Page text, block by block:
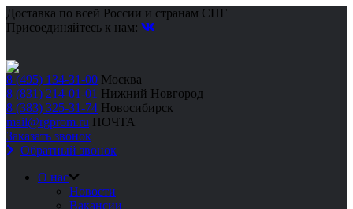
Доставка по всей России и странам СНГ
Присоединяйтесь к нам:
8 (495) 134-31-00 Москва
8 (831) 214-01-01 Нижний Новгород
8 (383) 325-31-74 Новосибирск
mail@rgprom.ru ПОЧТА
Заказать звонок
Обратный звонок
О нас
Новости
Вакансии